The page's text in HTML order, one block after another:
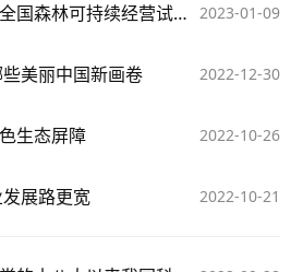
2023-01-09
国家林草局推介第二批全国森林可持续经营试点典型案例
2022-12-30
美丽中国新画卷
2022-10-26
生态屏障
2022-10-21
展路更宽